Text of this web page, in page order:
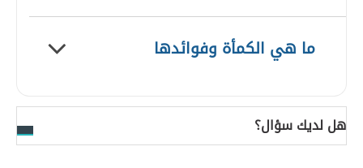
ما هي الكمأة وفوائدها
هل لديك سؤال؟